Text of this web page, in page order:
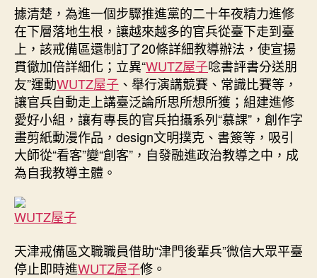
據清楚，為進一個步驟推進黨的二十年夜精力進修
在下層落地生根，讓越來越多的官兵從臺下走到臺
上，該戒備區還制訂了20條詳細教導辦法，使宣揚
貫徹加倍詳細化；立異“WUTZ屋子唸書評書分送朋
友”運動WUTZ屋子 、舉行演講競賽、常識比賽等，
讓官兵自動走上講臺泛論所思所想所獲；組建進修
愛好小組，讓有專長的官兵拍攝系列“慕課”，創作字
畫剪紙動漫作品，design文明撲克、書簽等，吸引
大師從“看客”變“創客”，自發融進政治教導之中，成
為自我教導主體。
WUTZ屋子
天津戒備區文職職員借助“津門後輩兵”微信大眾平臺
停止即時進WUTZ屋子修。